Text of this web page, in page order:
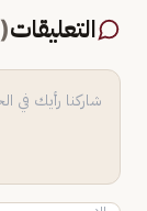
التعليقات(